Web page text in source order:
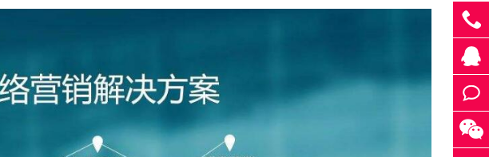
138-
2888-
3821
QQ
在线咨
提交